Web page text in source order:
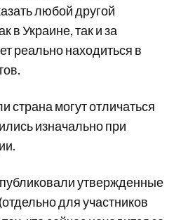
любой другой
в Украине, так и за
реально находиться в
страна могут отличаться
изначально при
утвержденные
для участников